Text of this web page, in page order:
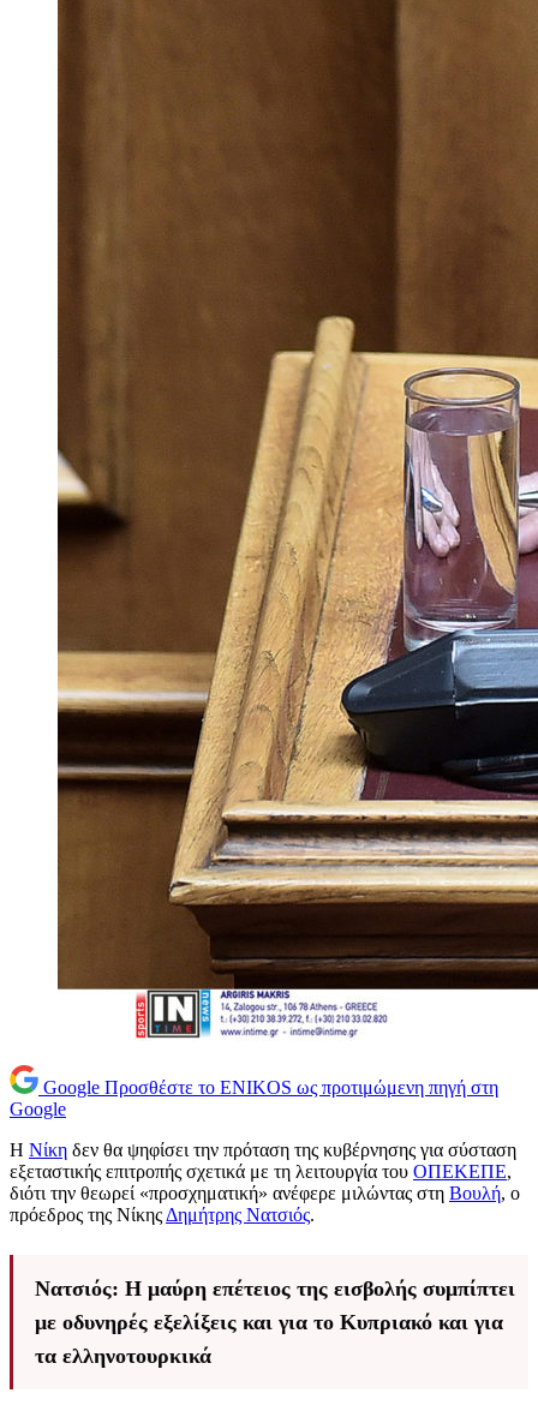
Google Προσθέστε το ENIKOS ως προτιμώμενη πηγή στη
Google
Η Νίκη δεν θα ψηφίσει την πρόταση της κυβέρνησης για σύσταση
εξεταστικής επιτροπής σχετικά με τη λειτουργία του ΟΠΕΚΕΠΕ,
διότι την θεωρεί «προσχηματική» ανέφερε μιλώντας στη Βουλή, ο
πρόεδρος της Νίκης Δημήτρης Νατσιός.
Νατσιός: Η μαύρη επέτειος της εισβολής συμπίπτει
με οδυνηρές εξελίξεις και για το Κυπριακό και για
τα ελληνοτουρκικά